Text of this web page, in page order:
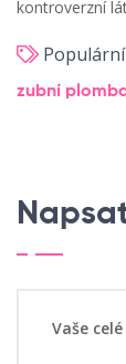
kontroverzní
zubní